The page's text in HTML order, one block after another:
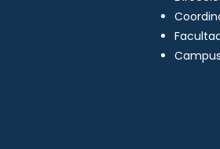
Campus